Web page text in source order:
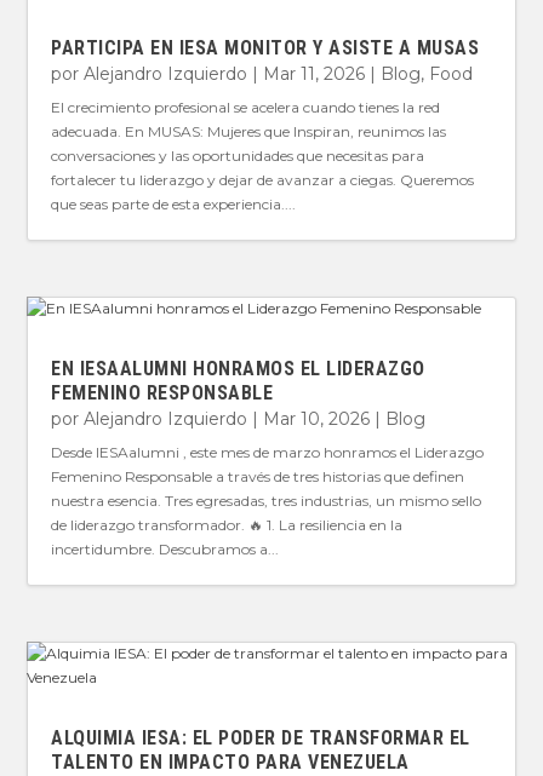
PARTICIPA EN IESA MONITOR Y ASISTE A MUSAS
porAlejandro Izquierdo | Mar 11, 2026 | Blog, Food
El crecimiento profesional se acelera cuando tienes la red
adecuada. En MUSAS: Mujeres que Inspiran, reunimos las
conversaciones y las oportunidades que necesitas para
fortalecer tu liderazgo y dejar de avanzar a ciegas. Queremos
que seas parte de esta experiencia....
EN IESAALUMNI HONRAMOS EL LIDERAZGO
FEMENINO RESPONSABLE
porAlejandro Izquierdo | Mar 10, 2026 | Blog
Desde IESAalumni , este mes de marzo honramos el Liderazgo
Femenino Responsable a través de tres historias que definen
nuestra esencia. Tres egresadas, tres industrias, un mismo sello
de liderazgo transformador. 🔥 1. La resiliencia en la
incertidumbre. Descubramos a...
ALQUIMIA IESA: EL PODER DE TRANSFORMAR EL
TALENTO EN IMPACTO PARA VENEZUELA